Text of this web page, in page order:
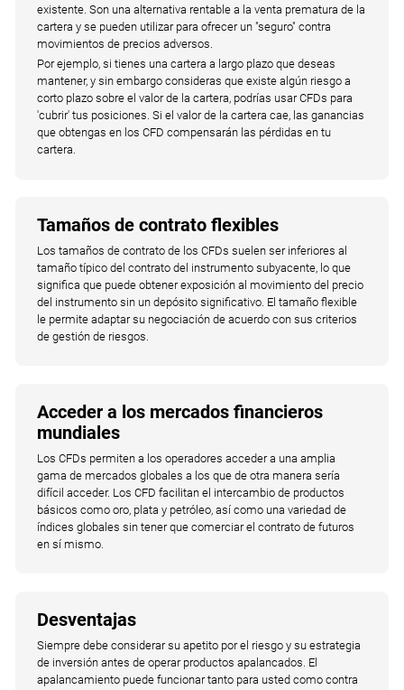
existente. Son una alternativa rentable a la venta prematura de la
cartera y se pueden utilizar para ofrecer un "seguro" contra
movimientos de precios adversos.
Por ejemplo, si tienes una cartera a largo plazo que deseas
mantener, y sin embargo consideras que existe algún riesgo a
corto plazo sobre el valor de la cartera, podrías usar CFDs para
'cubrir' tus posiciones. Si el valor de la cartera cae, las ganancias
que obtengas en los CFD compensarán las pérdidas en tu
cartera.
Tamaños de contrato flexibles
Los tamaños de contrato de los CFDs suelen ser inferiores al
tamaño típico del contrato del instrumento subyacente, lo que
significa que puede obtener exposición al movimiento del precio
del instrumento sin un depósito significativo. El tamaño flexible
le permite adaptar su negociación de acuerdo con sus criterios
de gestión de riesgos.
Acceder a los mercados financieros
mundiales
Los CFDs permiten a los operadores acceder a una amplia
gama de mercados globales a los que de otra manera sería
difícil acceder. Los CFD facilitan el intercambio de productos
básicos como oro, plata y petróleo, así como una variedad de
índices globales sin tener que comerciar el contrato de futuros
en sí mismo.
Desventajas
Siempre debe considerar su apetito por el riesgo y su estrategia
de inversión antes de operar productos apalancados. El
apalancamiento puede funcionar tanto para usted como contra